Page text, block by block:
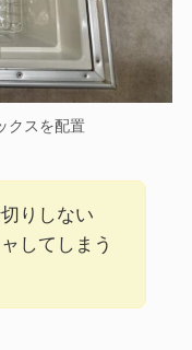
クスを配置
りしない
してしまう